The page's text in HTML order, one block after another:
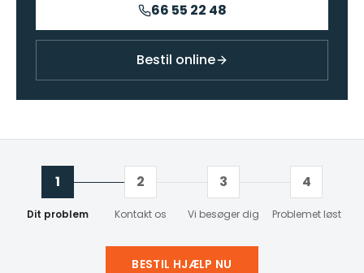
66 55 22 48
Bestil online
1
Dit problem
2
Kontakt os
3
Vi besøger dig
4
Problemet løst
BESTIL HJÆLP NU